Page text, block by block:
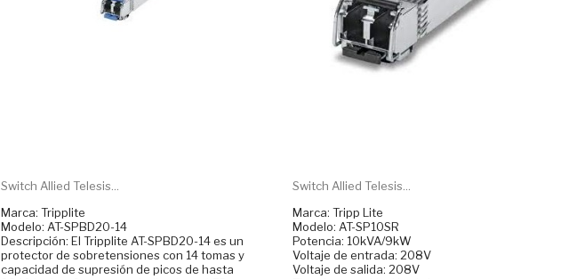
Switch Allied Telesis...
Marca: Tripplite
Modelo: AT-SPBD20-14
Descripción: El Tripplite AT-SPBD20-14 es un
protector de sobretensiones con 14 tomas y
capacidad de supresión de picos de hasta
Switch Allied Telesis...
Marca: Tripp Lite
Modelo: AT-SP10SR
Potencia: 10kVA/9kW
Voltaje de entrada: 208V
Voltaje de salida: 208V